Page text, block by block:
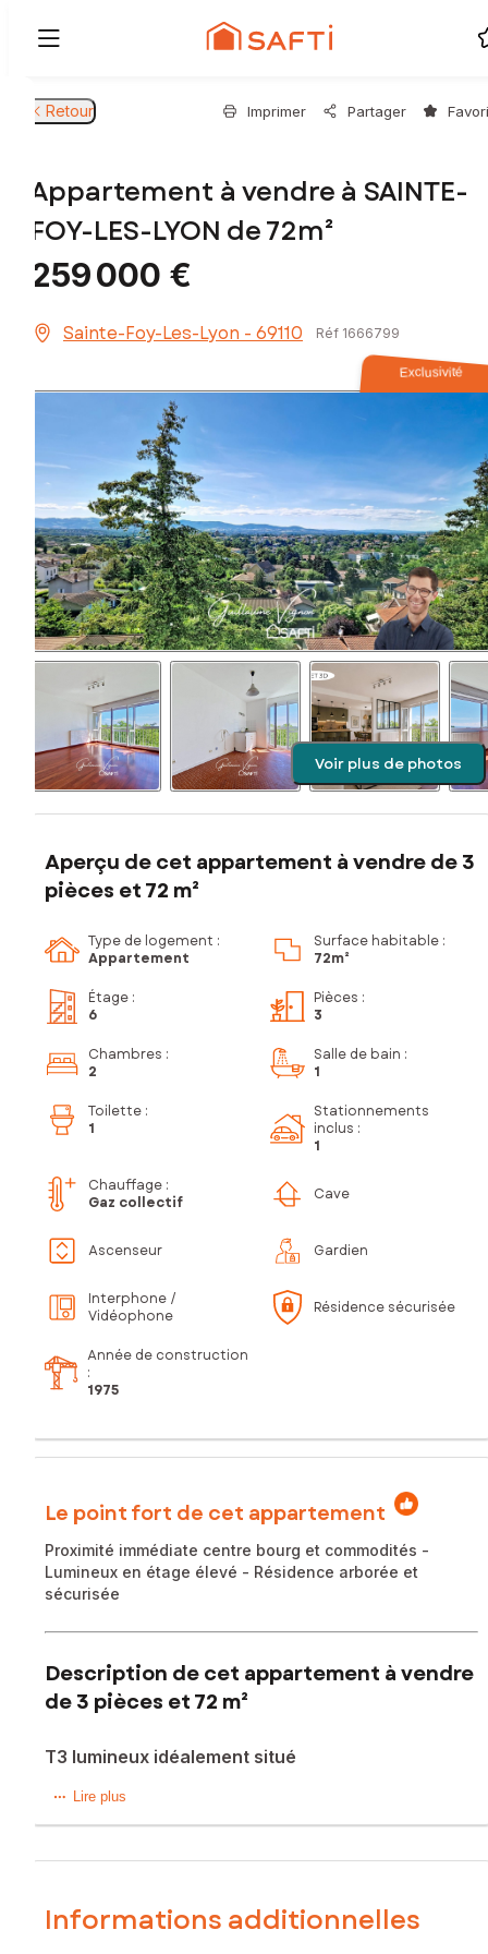
Retour Imprimer Partager
Appartement à vendre à SAINTE-
FOY-LES-LYON de 72m²
259 000 €
Sainte-Foy-Les-Lyon - 69110 Réf 1666799
Exclusivité
Voir plus de photos
Aperçu de cet appartement à vendre de 3
pièces et 72 m²
Type de logement :
Appartement
Surface habitable :
72m²
Étage :
6
Pièces :
3
Chambres :
2
Salle de bain :
1
Toilette :
1
Stationnements
inclus :
1
Chauffage :
Gaz collectif
Cave
Ascenseur Gardien
Interphone /
Vidéophone
Résidence sécurisée
Année de construction
:
1975
Le point fort de cet appartement
Proximité immédiate centre bourg et commodités -
Lumineux en étage élevé - Résidence arborée et
sécurisée
Description de cet appartement à vendre
de 3 pièces et 72 m²
T3 lumineux idéalement situé
Sainte Foy Centre - A proximité du bourg et des
et arborée. Il est situé dans une résidence sécurisée et bien
2020 ainsi que d’une réfection complète de la toiture en
2026.
Lire plus
Informations additionnelles